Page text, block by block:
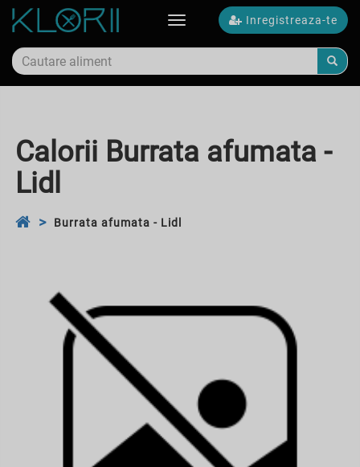
Inregistreaza-te
Toggle
Calorii Burrata afumata -
Lidl
Burrata afumata - Lidl